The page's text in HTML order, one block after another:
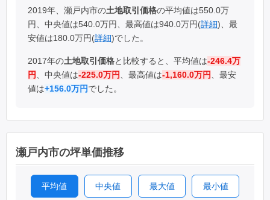
2019年、瀬戸内市の土地取引価格の平均値は550.0万
円、中央値は540.0万円、最高値は940.0万円(詳細)、最
安値は180.0万円(詳細)でした。
2017年の土地取引価格と比較すると、平均値は-246.4万
円
、中央値は-225.0万円 、最高値は-1,160.0万円
、最安
値は+156.0万円でした。
瀬戸内市の坪単価推移
平均値 中央値 最大値 最小値